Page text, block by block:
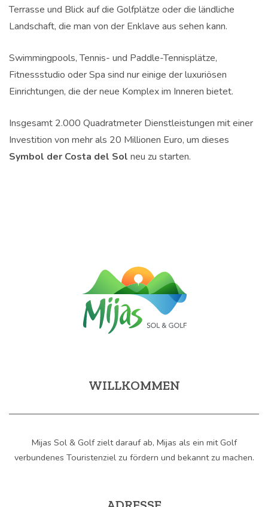
Terrasse und Blick auf die Golfplätze oder die ländliche
Landschaft, die man von der Enklave aus sehen kann.
Swimmingpools, Tennis- und Paddle-Tennisplätze,
Fitnessstudio oder Spa sind nur einige der luxuriösen
Einrichtungen, die der neue Komplex im Inneren bietet.
Insgesamt 2.000 Quadratmeter Dienstleistungen mit einer
Investition von mehr als 20 Millionen Euro, um dieses
Symbol der Costa del Sol neu zu starten.
WILLKOMMEN
Mijas Sol & Golf zielt darauf ab, Mijas als ein mit Golf
verbundenes Touristenziel zu fördern und bekannt zu machen.